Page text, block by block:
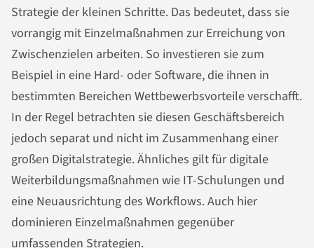
Strategie der kleinen Schritte. Das bedeutet, dass sie
vorrangig mit Einzelmaßnahmen zur Erreichung von
Zwischenzielen arbeiten. So investieren sie zum
Beispiel in eine Hard- oder Software, die ihnen in
bestimmten Bereichen Wettbewerbsvorteile verschafft.
In der Regel betrachten sie diesen Geschäftsbereich
jedoch separat und nicht im Zusammenhang einer
großen Digitalstrategie. Ähnliches gilt für digitale
Weiterbildungsmaßnahmen wie IT-Schulungen und
eine Neuausrichtung des Workflows. Auch hier
dominieren Einzelmaßnahmen gegenüber
umfassenden Strategien.